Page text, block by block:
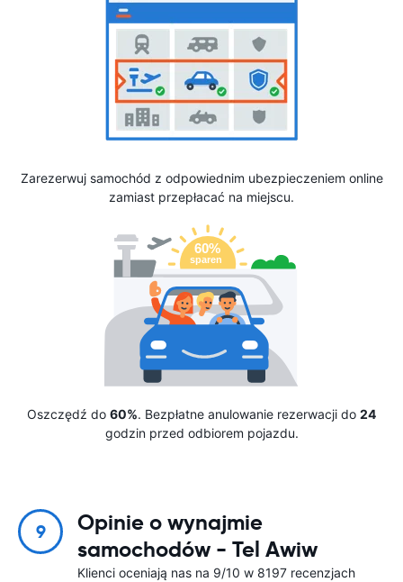
Zarezerwuj samochód z odpowiednim ubezpieczeniem online
zamiast przepłacać na miejscu.
Oszczędź do 60%. Bezpłatne anulowanie rezerwacji do 24
godzin przed odbiorem pojazdu.
9
Opinie o wynajmie
samochodów - Tel Awiw
Klienci oceniają nas na 9/10 w 8197 recenzjach